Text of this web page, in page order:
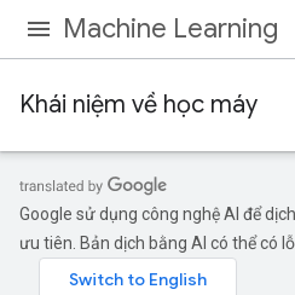
Machine Learning
Khái niệm về học máy
Google sử dụng công nghệ AI để
ưu tiên. Bản dịch bằng AI có thể có